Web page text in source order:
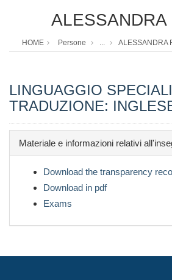
ALESSANDRA
HOME Persone ... ALESSANDRA
LINGUAGGIO
TRADUZIONE:
Materiale e informazioni relativi
Download the transparency
Download in pdf
Exams